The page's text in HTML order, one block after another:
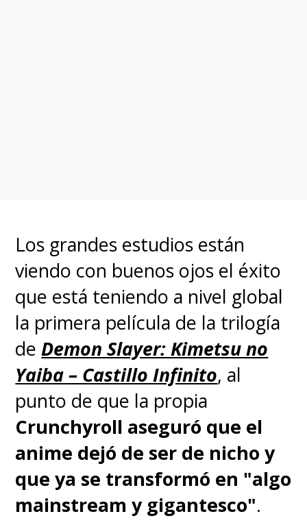
Los grandes estudios están
viendo con buenos ojos el éxito
que está teniendo a nivel global
la primera película de la trilogía
deDemon Slayer: Kimetsu no
Yaiba – Castillo Infinito, al
punto de que la propia
Crunchyroll aseguró que el
anime dejó de ser de nicho y
que ya se transformó en "algo
mainstream y gigantesco".